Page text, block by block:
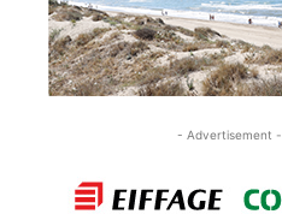
- Advertisement -